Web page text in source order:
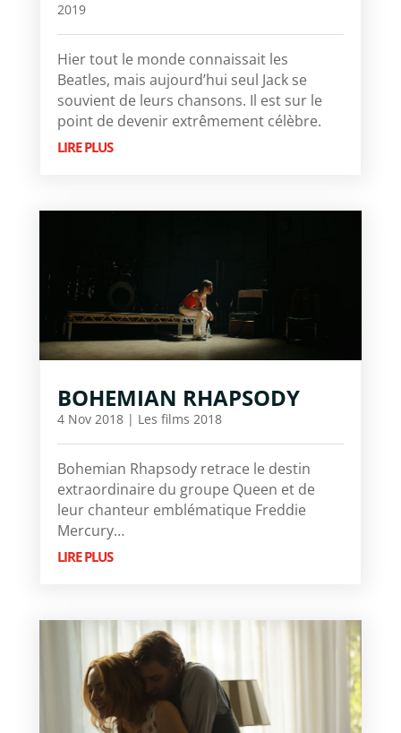
2019
Hier tout le monde connaissait les
Beatles, mais aujourd’hui seul Jack se
souvient de leurs chansons. Il est sur le
point de devenir extrêmement célèbre.
LIRE PLUS
BOHEMIAN RHAPSODY
4 Nov 2018| Les films 2018
Bohemian Rhapsody retrace le destin
extraordinaire du groupe Queen et de
leur chanteur emblématique Freddie
Mercury…
LIRE PLUS